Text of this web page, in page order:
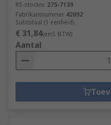
RS-stocknr. 275-7139
Fabrikantnummer 42092
Subtotaal (1 eenheid)
€ 31,84(excl. BTW)
Aantal